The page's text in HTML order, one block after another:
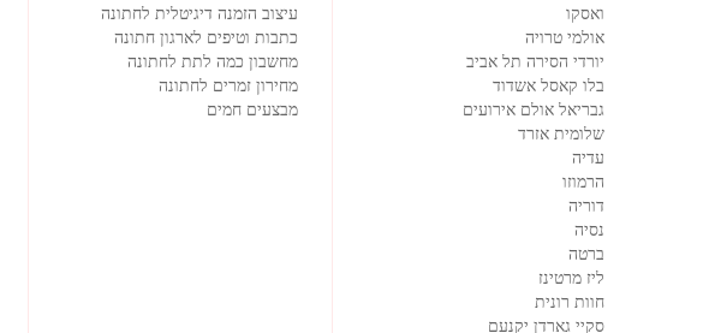
ואסקו
אולמי טרויה
יורדי הסירה תל אביב
בלו קאסל אשדוד
גבריאל אולם אירועים
שלומית אזרד
עדיה
הרמוזו
דוריה
נסיה
ברטה
ליז מרטינז
חוות רונית
סקיי גארדן יקנעם
עיצוב הזמנה דיגיטלית לחתונה
כתבות וטיפים לארגון חתונה
מחשבון כמה לתת לחתונה
מחירון זמרים לחתונה
מבצעים חמים